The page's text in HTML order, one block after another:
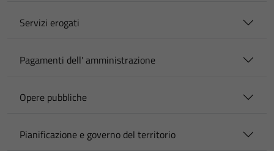
Servizi erogati
Pagamenti dell' amministrazione
Opere pubbliche
Pianificazione e governo del territorio